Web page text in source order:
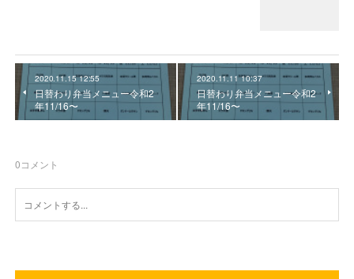
2020.11.15 12:55
日替わり弁当メニュー令和2
年11/16〜
2020.11.11 10:37
日替わり弁当メニュー令和2
年11/16〜
0コメント